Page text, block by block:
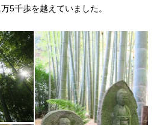
5千歩を越えていました。